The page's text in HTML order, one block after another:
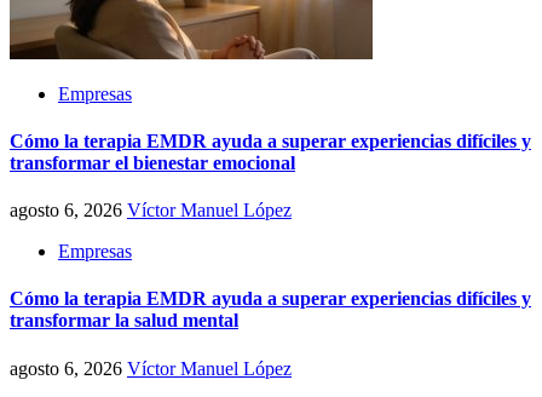
Empresas
Cómo la terapia EMDR ayuda a superar experiencias difíciles y
transformar el bienestar emocional
agosto 6, 2026 Víctor Manuel López
Empresas
Cómo la terapia EMDR ayuda a superar experiencias difíciles y
transformar la salud mental
agosto 6, 2026 Víctor Manuel López